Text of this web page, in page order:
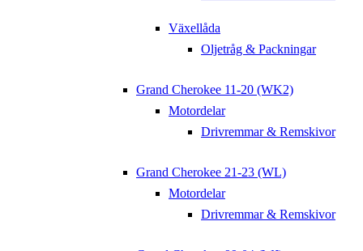
Växellåda
Oljetråg & Packningar
Grand Cherokee 11-20 (WK2)
Motordelar
Drivremmar & Remskivor
Grand Cherokee 21-23 (WL)
Motordelar
Drivremmar & Remskivor